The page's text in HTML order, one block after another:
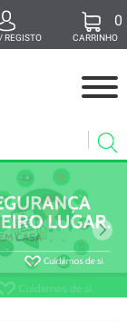
REGISTO CARRINHO
0